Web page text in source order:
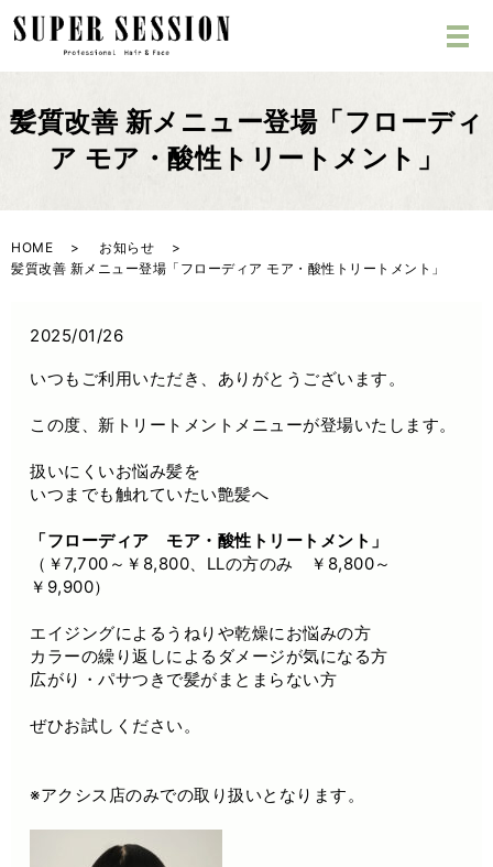
髪質改善 新メニュー登場「フローディ
ア モア・酸性トリートメント」
HOME
お知らせ
髪質改善 新メニュー登場「フローディア モア・酸性トリートメント」
2025/01/26
いつもご利用いただき、ありがとうございます。
この度、新トリートメントメニューが登場いたします。
扱いにくいお悩み髪を
いつまでも触れていたい艶髪へ
「フローディア モア・酸性トリートメント」
（￥7,700～￥8,800、LLの方のみ ￥8,800～
￥9,900）
エイジングによるうねりや乾燥にお悩みの方
カラーの繰り返しによるダメージが気になる方
広がり・パサつきで髪がまとまらない方
ぜひお試しください。
※アクシス店のみでの取り扱いとなります。